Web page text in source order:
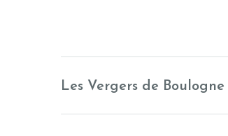
Les Vergers de Boulogne